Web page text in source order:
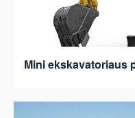
Mini ekskavatoriaus